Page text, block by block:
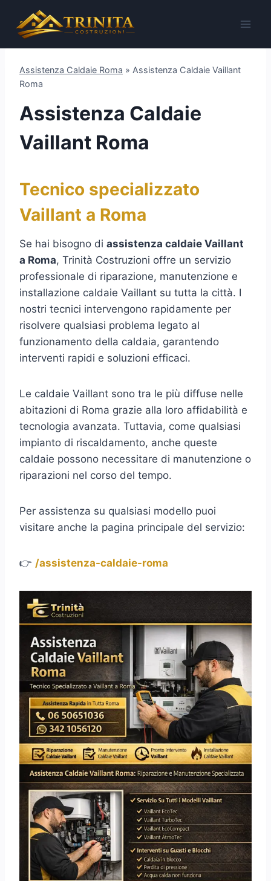
contenuto
Assistenza Caldaie Roma » Assistenza Caldaie Vaillant
Roma
Assistenza Caldaie
Vaillant Roma
Tecnico specializzato
Vaillant a Roma
Se hai bisogno di assistenza caldaie Vaillant
a Roma, Trinità Costruzioni offre un servizio
professionale di riparazione, manutenzione e
installazione caldaie Vaillant su tutta la città. I
nostri tecnici intervengono rapidamente per
risolvere qualsiasi problema legato al
funzionamento della caldaia, garantendo
interventi rapidi e soluzioni efficaci.
Le caldaie Vaillant sono tra le più diffuse nelle
abitazioni di Roma grazie alla loro affidabilità e
tecnologia avanzata. Tuttavia, come qualsiasi
impianto di riscaldamento, anche queste
caldaie possono necessitare di manutenzione o
riparazioni nel corso del tempo.
Per assistenza su qualsiasi modello puoi
visitare anche la pagina principale del servizio:
👉 /assistenza-caldaie-roma